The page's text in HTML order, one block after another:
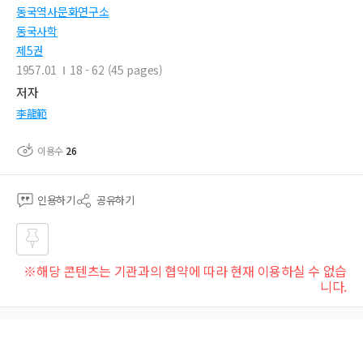
동국역사문화연구소
동국사학
제5권
1957.01
18 - 62 (45 pages)
저자
李龍範
이용수 26
인용하기 공유하기
즐겨
찾기
※해당 콘텐츠는 기관과의 협약에 따라 현재 이용하실 수 없습
니다.